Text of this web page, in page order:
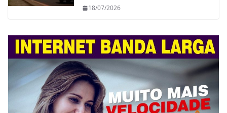
18/07/2026